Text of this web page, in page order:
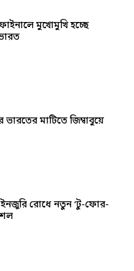
মুখোমুখি হচ্ছে
মাটিতে জিম্বাবুয়ে
রোধে নতুন ‘টু-ফোর-